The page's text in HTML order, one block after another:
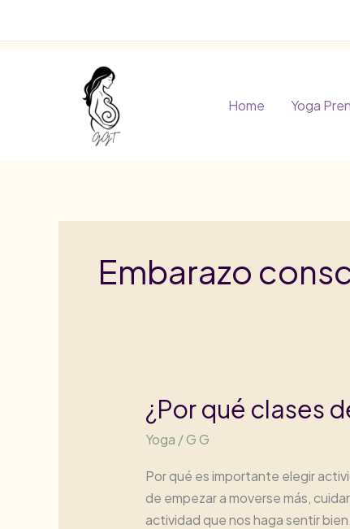
Home Yoga
Embarazo
¿Por qué clases
Yoga /G G
Por qué es importante elegir
de empezar a moverse más,
actividad que nos haga sentir